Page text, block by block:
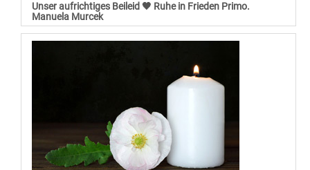
Unser aufrichtiges Beileid 🖤 Ruhe in Frieden Primo.
Manuela Murcek